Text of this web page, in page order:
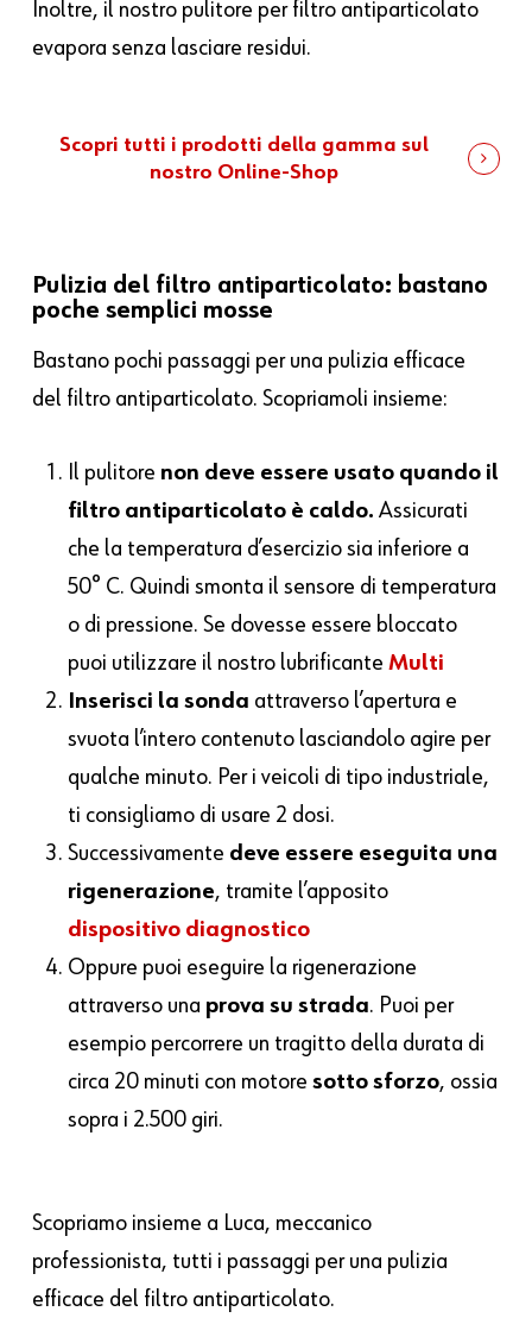
Inoltre, il nostro pulitore per filtro antiparticolato
evapora senza lasciare residui.
Scopri tutti i prodotti della gamma sul
nostro Online-Shop
Pulizia del filtro antiparticolato: bastano
poche semplici mosse
Bastano pochi passaggi per una pulizia efficace
del filtro antiparticolato. Scopriamoli insieme:
Il pulitore non deve essere usato quando il
filtro antiparticolato è caldo. Assicurati
che la temperatura d’esercizio sia inferiore a
50° C. Quindi smonta il sensore di temperatura
o di pressione. Se dovesse essere bloccato
puoi utilizzare il nostro lubrificanteMulti
Inserisci la sonda attraverso l’apertura e
svuota l’intero contenuto lasciandolo agire per
qualche minuto. Per i veicoli di tipo industriale,
ti consigliamo di usare 2 dosi.
Successivamente deve essere eseguita una
rigenerazione, tramite l’apposito
dispositivo diagnostico
Oppure puoi eseguire la rigenerazione
attraverso una prova su strada. Puoi per
esempio percorrere un tragitto della durata di
circa 20 minuti con motoresotto sforzo, ossia
sopra i 2.500 giri.
Scopriamo insieme a Luca, meccanico
professionista, tutti i passaggi per una pulizia
efficace del filtro antiparticolato.